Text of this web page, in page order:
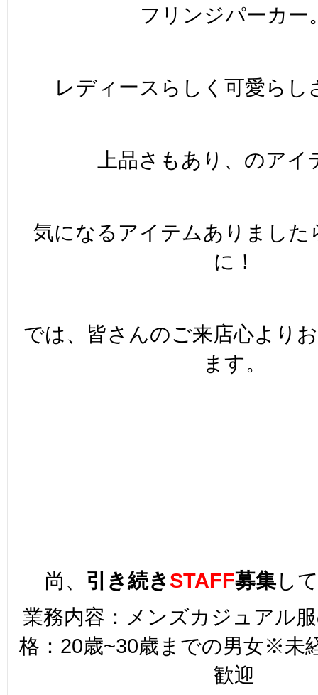
フリンジパーカー
レディースらしく可愛らし
上品さもあり、のアイ
気になるアイテムありました
に！
では、皆さんのご来店心より
ます。
尚、 引き続きSTAFF募集し
業務内容：メンズカジュアル
格：20歳~30歳までの男女※未
歓迎